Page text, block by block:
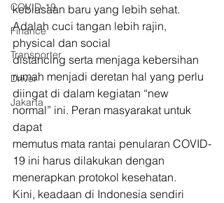
COVID-19
Finance
Transporter
Driver
Jakarta
kebiasaan baru yang lebih sehat.
Adalah cuci tangan lebih rajin,
physical dan social
distancing serta menjaga kebersihan
rumah menjadi deretan hal yang perlu
diingat di dalam kegiatan “new
normal” ini. Peran masyarakat untuk
dapat
memutus mata rantai penularan COVID-
19 ini harus dilakukan dengan
menerapkan protokol kesehatan.
Kini, keadaan di Indonesia sendiri